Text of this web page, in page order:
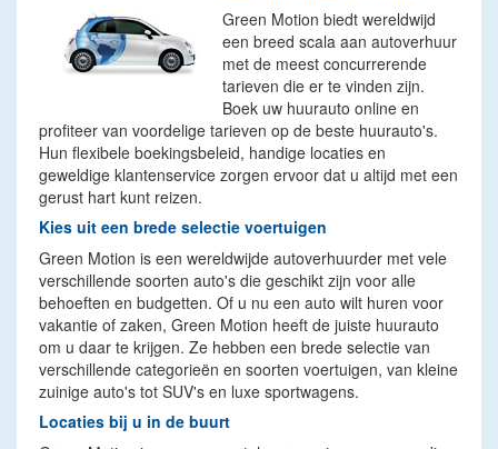
Green Motion biedt wereldwijd
een breed scala aan autoverhuur
met de meest concurrerende
tarieven die er te vinden zijn.
Boek uw huurauto online en
profiteer van voordelige tarieven op de beste huurauto's.
Hun flexibele boekingsbeleid, handige locaties en
geweldige klantenservice zorgen ervoor dat u altijd met een
gerust hart kunt reizen.
Kies uit een brede selectie voertuigen
Green Motion is een wereldwijde autoverhuurder met vele
verschillende soorten auto's die geschikt zijn voor alle
behoeften en budgetten. Of u nu een auto wilt huren voor
vakantie of zaken, Green Motion heeft de juiste huurauto
om u daar te krijgen. Ze hebben een brede selectie van
verschillende categorieën en soorten voertuigen, van kleine
zuinige auto's tot SUV's en luxe sportwagens.
Locaties bij u in de buurt